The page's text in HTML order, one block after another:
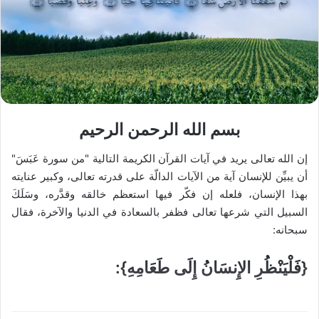
بسم الله الرحمن الرحيم
إن الله تعالى يريد في آيات القرآن الكريمة التالية "من سورة عَبَسَ"
أن يبيِّن للإنسان آية من الآيات الدالّة على قدرته تعالى، وكبير عنايته
بهذا الإنسان، فلعله إن فكّر فيها استعظم خالقه وقدَّره، وسَلَكَ
السبيل التي شرعها تعالى فظفر بالسعادة في الدنيا والآخرة، فقال
سبحانه:
{فَلْيَنْظُرِ الإِنسَانُ إِلَى طَعَامِهِ}: